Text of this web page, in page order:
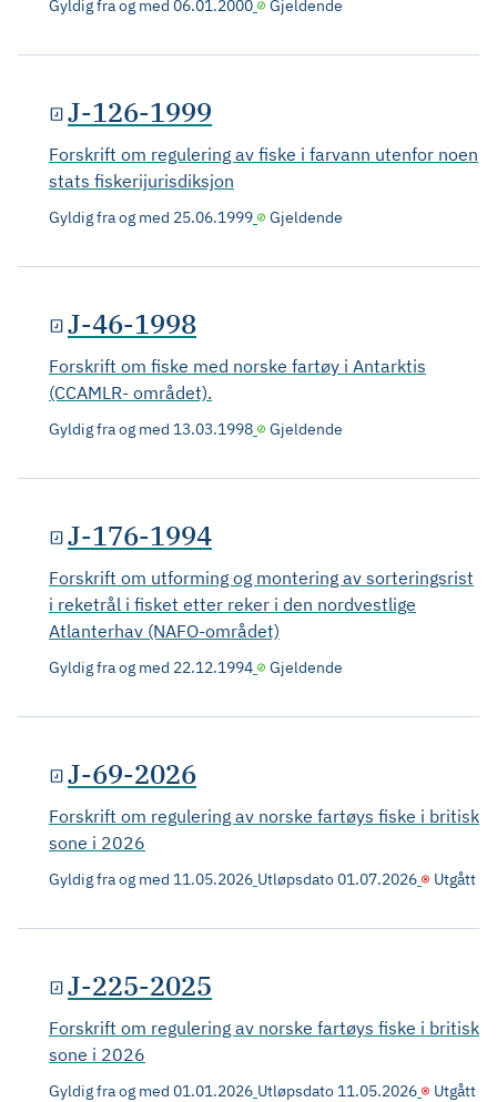
Gyldig fra og med 06.01.2000 Gjeldende
J-126-1999
Forskrift om regulering av fiske i farvann utenfor noen
stats fiskerijurisdiksjon
Gyldig fra og med 25.06.1999 Gjeldende
J-46-1998
Forskrift om fiske med norske fartøy i Antarktis
(CCAMLR- området).
Gyldig fra og med 13.03.1998 Gjeldende
J-176-1994
Forskrift om utforming og montering av sorteringsrist
i reketrål i fisket etter reker i den nordvestlige
Atlanterhav (NAFO-området)
Gyldig fra og med 22.12.1994 Gjeldende
J-69-2026
Forskrift om regulering av norske fartøys fiske i britisk
sone i 2026
Gyldig fra og med 11.05.2026 Utløpsdato01.07.2026 Utgått
J-225-2025
Forskrift om regulering av norske fartøys fiske i britisk
sone i 2026
Gyldig fra og med 01.01.2026 Utløpsdato 11.05.2026 Utgått